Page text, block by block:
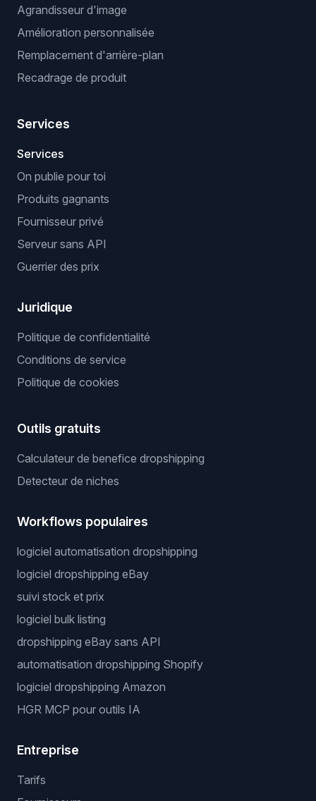
Agrandisseur d'image
Amélioration personnalisée
Remplacement d'arrière-plan
Recadrage de produit
Services
Services
On publie pour toi
Produits gagnants
Fournisseur privé
Serveur sans API
Guerrier des prix
Juridique
Politique de confidentialité
Conditions de service
Politique de cookies
Outils gratuits
Calculateur de benefice dropshipping
Detecteur de niches
Workflows populaires
logiciel automatisation dropshipping
logiciel dropshipping eBay
suivi stock et prix
logiciel bulk listing
dropshipping eBay sans API
automatisation dropshipping Shopify
logiciel dropshipping Amazon
HGR MCP pour outils IA
Entreprise
Tarifs